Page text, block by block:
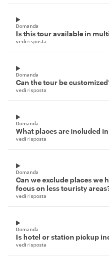
Domanda
Is this tour available in
vedi risposta
Domanda
Can the tour be
vedi risposta
Domanda
What places are included
vedi risposta
Domanda
Can we exclude places we
focus on less touristy
vedi risposta
Domanda
Is hotel or station pickup
vedi risposta